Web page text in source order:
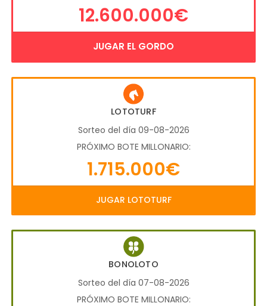
12.600.000€
JUGAR EL GORDO
LOTOTURF
Sorteo del día 09-08-2026
PRÓXIMO BOTE MILLONARIO:
1.715.000€
JUGAR LOTOTURF
BONOLOTO
Sorteo del día 07-08-2026
PRÓXIMO BOTE MILLONARIO: